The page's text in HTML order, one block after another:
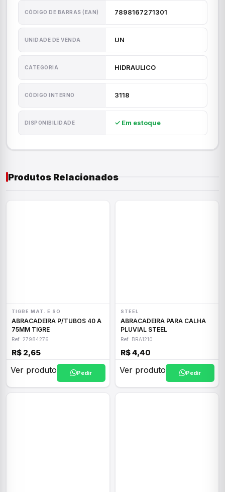
CÓDIGO DE BARRAS (EAN) 7898167271301
UNIDADE DE VENDA UN
CATEGORIA HIDRAULICO
CÓDIGO INTERNO 3118
DISPONIBILIDADE ✓ Em estoque
Produtos Relacionados
TIGRE MAT. E SO
ABRACADEIRA P/TUBOS 40 A
75MM TIGRE
Ref: 27984276
R$ 2,65
Ver produto Pedir
STEEL
ABRACADEIRA PARA CALHA
PLUVIAL STEEL
Ref: BRA1210
R$ 4,40
Ver produto Pedir